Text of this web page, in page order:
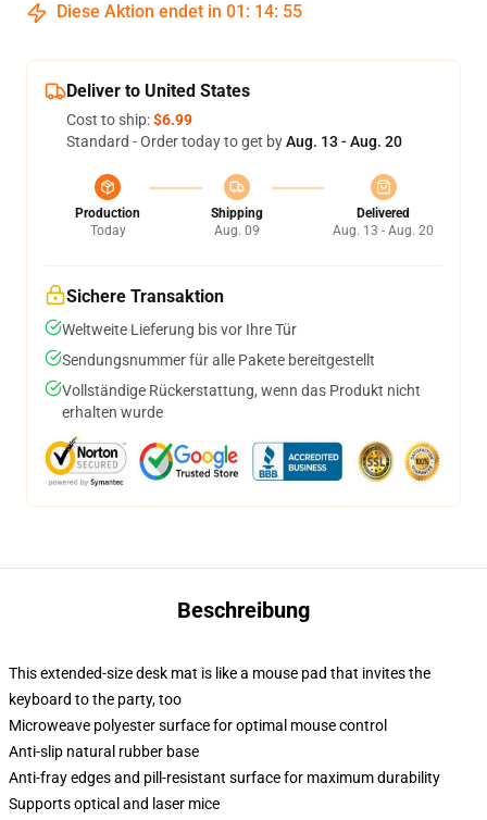
Diese Aktion endet in 01 : 14: 54
Deliver to United States
Cost to ship:$6.99
Standard - Order today to get byAug. 13 - Aug. 20
Production
Today
Shipping
Aug. 09
Delivered
Aug. 13 - Aug. 20
Sichere Transaktion
Weltweite Lieferung bis vor Ihre Tür
Sendungsnummer für alle Pakete bereitgestellt
Vollständige Rückerstattung, wenn das Produkt nicht
erhalten wurde
Beschreibung
This extended-size desk mat is like a mouse pad that invites the
keyboard to the party, too
Microweave polyester surface for optimal mouse control
Anti-slip natural rubber base
Anti-fray edges and pill-resistant surface for maximum durability
Supports optical and laser mice